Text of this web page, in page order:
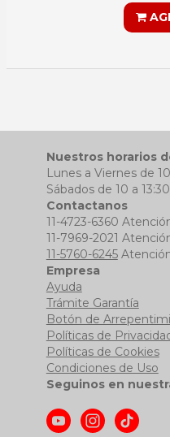
Nuestros horarios
Lunes a Viernes de
Sábados de 10 a
Contactanos
11-4723-6360
11-7969-2021
11-5760-6245
Empresa
Ayuda
Trámite Garantía
Botón de
Políticas de
Políticas de Cookies
Condiciones de Uso
Seguinos en